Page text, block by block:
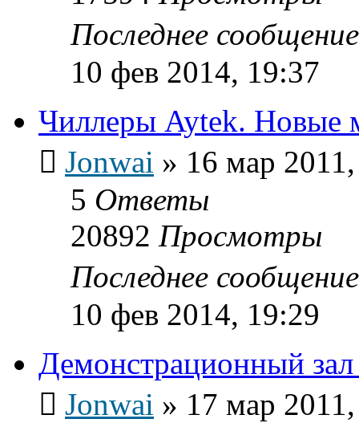
Последнее
10 фев 2014, 19:37
Чиллеры Aytek. Новые
Jonwai » 16 мар
5 Ответы
20892 Просмотры
Последнее
10 фев 2014, 19:29
Демонстрационный
Jonwai » 17 мар